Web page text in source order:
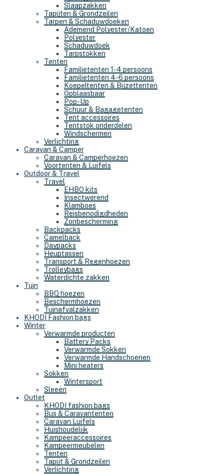
Slaapzakken
Tapijten & Grondzeilen
Tarpen & Schaduwdoeken
Ademend Polyester/Katoen
Polyester
Schaduwdoek
Tarpstokken
Tenten
Familietenten 1-4 persoons
Familietenten 4-6 persoons
Koepeltenten & Bijzettenten
Opblaasbaar
Pop-Up
Schuur & Bagagetenten
Tent accessoires
Tentstok onderdelen
Windschermen
Verlichting
Caravan & Camper
Caravan & Camperhoezen
Voortenten & Luifels
Outdoor & Travel
Travel
EHBO kits
Insectwerend
Klamboes
Reisbenodigdheden
Zonbescherming
Backpacks
Camelback
Daypacks
Heuptassen
Transport & Regenhoezen
Trolleybags
Waterdichte zakken
Tuin
BBQ hoezen
Beschermhoezen
Tuinafvalzakken
KHODI Fashion bags
Winter
Verwarmde producten
Battery Packs
Verwarmde Sokken
Verwarmde Handschoenen
Mini heaters
Sokken
Wintersport
Sleeën
Outlet
KHODI fashion bags
Bus & Caravantenten
Caravan Luifels
Huishoudelijk
Kampeeraccessoires
Kampeermeubelen
Tenten
Tapijt & Grondzeilen
Verlichting